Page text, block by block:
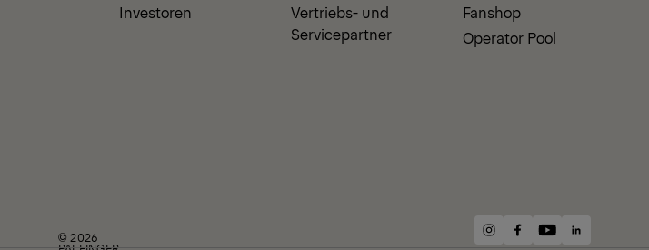
Investoren
Vertriebs- und
Servicepartner
Fanshop
Operator Pool
© 2026 instagram
facebook
youtubelinkedin